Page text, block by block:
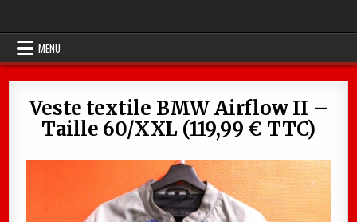
MENU
Veste textile BMW Airflow II –
Taille 60/XXL (119,99 € TTC)